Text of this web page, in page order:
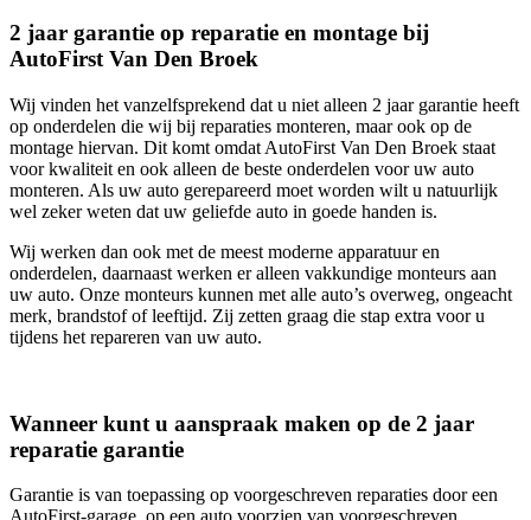
2 jaar garantie op reparatie en montage bij
AutoFirst Van Den Broek
Wij vinden het vanzelfsprekend dat u niet alleen 2 jaar garantie heeft
op onderdelen die wij bij reparaties monteren, maar ook op de
montage hiervan. Dit komt omdat AutoFirst Van Den Broek staat
voor kwaliteit en ook alleen de beste onderdelen voor uw auto
monteren. Als uw auto gerepareerd moet worden wilt u natuurlijk
wel zeker weten dat uw geliefde auto in goede handen is.
Wij werken dan ook met de meest moderne apparatuur en
onderdelen, daarnaast werken er alleen vakkundige monteurs aan
uw auto. Onze monteurs kunnen met alle auto’s overweg, ongeacht
merk, brandstof of leeftijd. Zij zetten graag die stap extra voor u
tijdens het repareren van uw auto.
Wanneer kunt u aanspraak maken op de 2 jaar
reparatie garantie
Garantie is van toepassing op voorgeschreven reparaties door een